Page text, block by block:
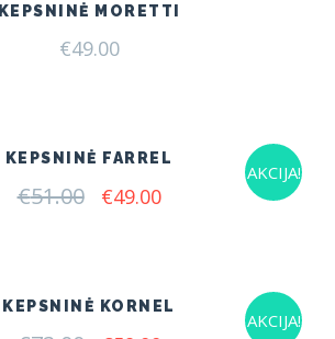
KEPSNINĖ MORETTI
€49.00
AKCIJA!
KEPSNINĖ FARREL
€51.00 Original
€49.00Current
AKCIJA!
KEPSNINĖ KORNEL